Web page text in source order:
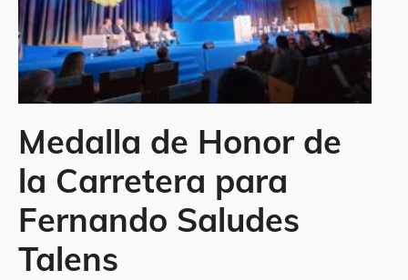
Medalla de Honor de
la Carretera para
Fernando Saludes
Talens